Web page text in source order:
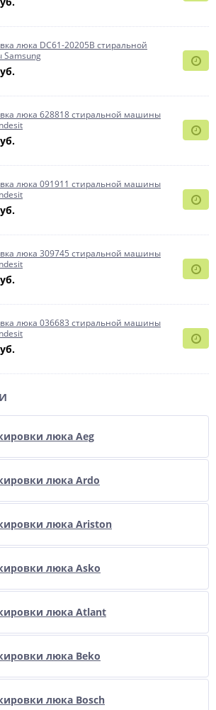
люка DC61-20205B стиральной
люка 628818 стиральной машины
люка 091911 стиральной машины
люка 309745 стиральной машины
люка 036683 стиральной машины
люка Aeg
люка Ardo
люка Ariston
люка Asko
люка Atlant
люка Beko
люка Bosch